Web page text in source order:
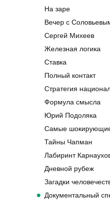
На заре
Вечер с
Сергей Михеев
Железная логика
Ставка
Полный контакт
Стратегия
Формула смысла
Юрий Подоляка
Самые шокирующие
Тайны Чапман
Лабиринт
Дневной рубеж
Загадки
Документальный